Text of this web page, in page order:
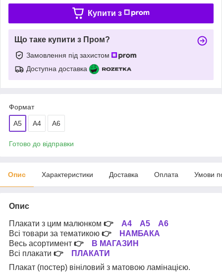
Купити з
Що таке купити з Пром?
Замовлення під захистом
Доступна доставка
Формат
A5 A4 А6
Готово до відправки
Опис Характеристики Доставка Оплата Умови
Опис
Плакати з цим малюнком 👉 А4 А5
А6
Всі товари за тематикою 👉
НАМБАКА
Весь асортимент 👉
В МАГАЗИН
Всі плакати 👉
ПЛАКАТИ
Плакат (постер) вініловий з матовою ламінацією.